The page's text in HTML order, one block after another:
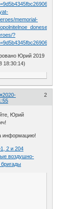
memorial-
?
Юрий 2019
18:30:14)
2
2020-
Юрий
информацию!
2 и 204
воздушно-